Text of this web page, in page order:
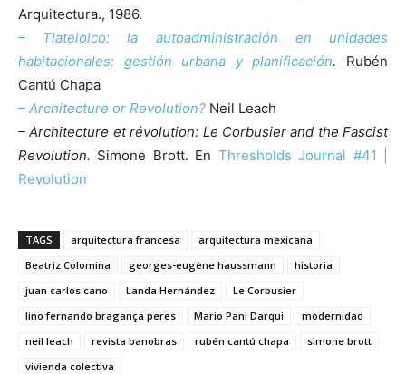
Arquitectura., 1986.
– Tlatelolco: la autoadministración en unidades
habitacionales: gestión urbana y planificación. Rubén
Cantú Chapa
– Architecture or Revolution? Neil Leach
– Architecture et révolution: Le Corbusier and the Fascist
Revolution. Simone Brott. En Thresholds Journal #41 |
Revolution
TAGS arquitectura francesa
arquitectura mexicana
Beatriz Colomina
georges-eugène haussmann
historia
juan carlos cano
Landa Hernández
Le Corbusier
lino fernando bragança peres
Mario Pani Darqui
modernidad
neil leach
revista banobras rubén cantú chapa
simone brott
vivienda colectiva